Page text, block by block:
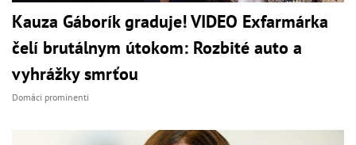
Kauza Gáborík graduje! VIDEO Exfarmárka
čelí brutálnym útokom: Rozbité auto a
vyhrážky smrťou
Domáci prominenti